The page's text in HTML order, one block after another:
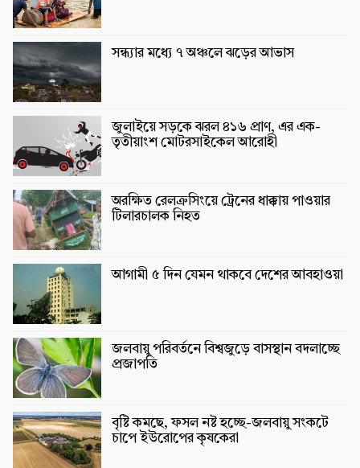
সন্ধ্যার মধ্যে ৭ অঞ্চলে ঝড়ের আভাস
জুলাইয়ে সড়কে ঝরল ৪১৬ প্রাণ, এর এক-
তৃতীয়াংশ মোটরসাইকেল আরোহী
অরক্ষিত রেলক্রসিংয়ে ট্রেনের ধাক্কায় পাওয়ার
টিলারচালক নিহত
আগামী ৫ দিন যেমন থাকবে দেশের আবহাওয়া
জলবায়ু পরিবর্তনে বিশ্বজুড়ে বাসস্থান বদলাচ্ছে
প্রজাপতি
বৃষ্টি কমছে, ফসল নষ্ট হচ্ছে-জলবায়ু সংকটে
চাপে ইউরোপের কৃষকেরা